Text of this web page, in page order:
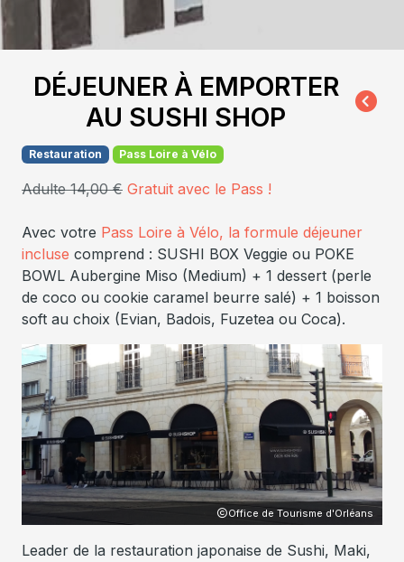
DÉJEUNER À EMPORTER
AU SUSHI SHOP
Restauration Pass Loire à Vélo
Adulte 14,00 € Gratuit avec le Pass !
Avec votre Pass Loire à Vélo, la formule déjeuner
incluse comprend : SUSHI BOX Veggie ou POKE
BOWL Aubergine Miso (Medium) + 1 dessert (perle
de coco ou cookie caramel beurre salé) + 1 boisson
soft au choix (Evian, Badois, Fuzetea ou Coca).
Office de Tourisme d'Orléans
Leader de la restauration japonaise de Sushi, Maki,